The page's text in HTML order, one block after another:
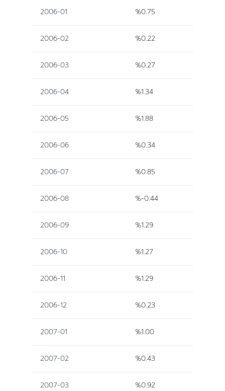
2006-01 %0.75
2006-02 %0.22
2006-03 %0.27
2006-04 %1.34
2006-05 %1.88
2006-06 %0.34
2006-07 %0.85
2006-08 %-0.44
2006-09 %1.29
2006-10 %1.27
2006-11 %1.29
2006-12 %0.23
2007-01 %1.00
2007-02 %0.43
2007-03 %0.92